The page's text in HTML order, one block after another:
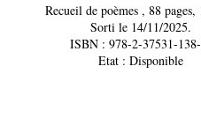
Recueil de poèmes ,
Sorti le 14/11/2025.
ISBN : 978-2-37531-
Etat : Disponible